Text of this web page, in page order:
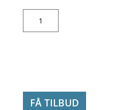
mulepose
FÅ TILBUD